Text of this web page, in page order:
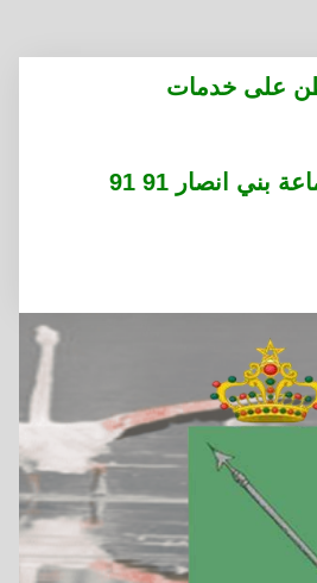
على خدمات
الرقم الاخضر لجماعة بني انصار 91 91